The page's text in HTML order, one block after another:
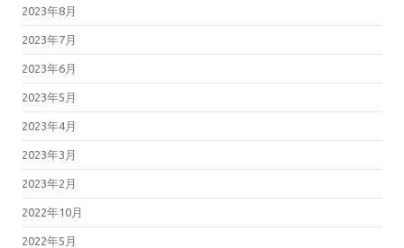
2023年8月
2023年7月
2023年6月
2023年5月
2023年4月
2023年3月
2023年2月
2022年10月
2022年5月